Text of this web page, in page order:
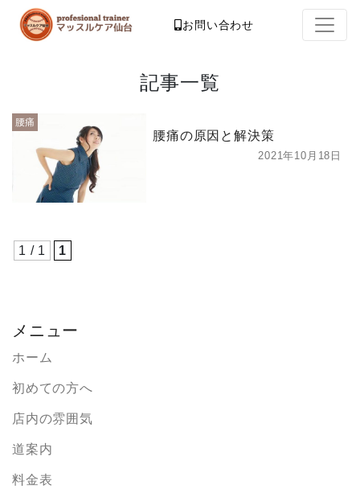
お問い合わせ
記事一覧
腰痛
腰痛の原因と解決策
2021年10月18日
1 / 1 1
メニュー
ホーム
初めての方へ
店内の雰囲気
道案内
料金表